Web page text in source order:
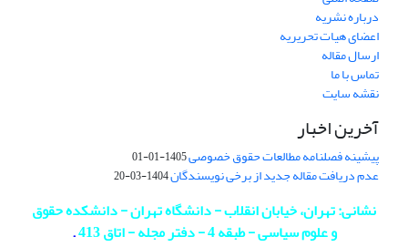
درباره نشریه
اعضای هیات تحریریه
ارسال مقاله
تماس با ما
نقشه سایت
آخرین اخبار
پیشینه فصلنامه مطالعات حقوق خصوصی1405-01-01
عدم دریافت مقاله جدید از برخی نویسندگان1404-03-20
نشانی: تهران، خیابان انقلاب - دانشگاه تهران - دانشکده حقوق
و علوم سیاسی - طبقه 4 - دفتر مجله - اتاق 413
.